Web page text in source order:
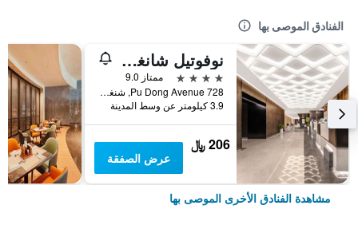
الفنادق الموصى بها
نوفوتيل شانغهاي أتلانتس
4 نجوم
ممتاز 9.0
728 Pu Dong Avenue, شنغهاي, الصين
3.9 كيلومتر عن وسط المدينة
206 ﷼
عرض الصفقة
مشاهدة الفنادق الأخرى الموصى بها